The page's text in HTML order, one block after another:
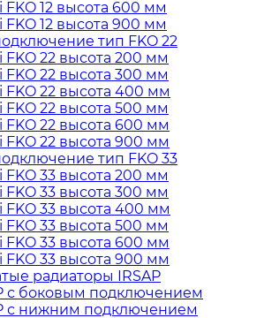
12 высота 600 мм
12 высота 900 мм
тип FKO 22
22 высота 200 мм
22 высота 300 мм
22 высота 400 мм
22 высота 500 мм
22 высота 600 мм
22 высота 900 мм
тип FKO 33
33 высота 200 мм
33 высота 300 мм
33 высота 400 мм
33 высота 500 мм
33 высота 600 мм
33 высота 900 мм
радиаторы IRSAP
с боковым подключением
с нижним подключением